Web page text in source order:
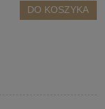
DO KOSZYKA